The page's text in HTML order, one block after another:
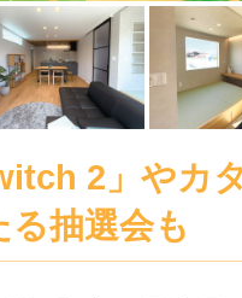
2」やカ
る抽選会も